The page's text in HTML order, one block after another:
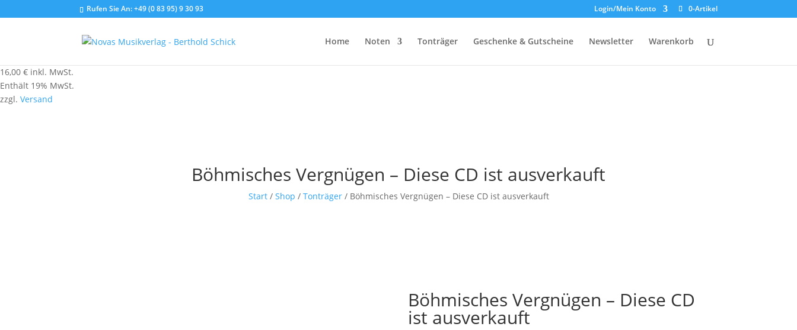
Rufen Sie An:+49 (0 83 95) 9 30 93 Login/Mein Konto 0-Artikel
Home Noten Tonträger Geschenke & Gutscheine Newsletter Warenkorb
16,00 € inkl. MwSt.
Enthält 19% MwSt.
zzgl. Versand
Böhmisches Vergnügen – Diese CD ist ausverkauft
Start/ Shop / Tonträger/ Böhmisches Vergnügen – Diese CD ist ausverkauft
Böhmisches Vergnügen – Diese CD
ist ausverkauft